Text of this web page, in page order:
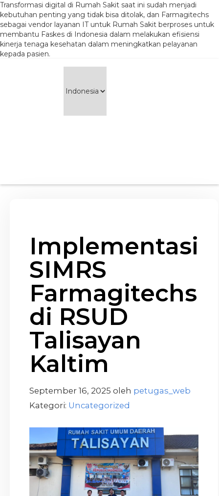
Transformasi digital di Rumah Sakit saat ini sudah menjadi
kebutuhan penting yang tidak bisa ditolak, dan Farmagitechs
sebagai vendor layanan IT untuk Rumah Sakit berproses untuk
membantu Faskes di Indonesia dalam melakukan efisiensi
kinerja tenaga kesehatan dalam meningkatkan pelayanan
kepada pasien.
Implementasi
SIMRS
Farmagitechs
di RSUD
Talisayan
Kaltim
September 16, 2025 oleh petugas_web
Kategori: Uncategorized